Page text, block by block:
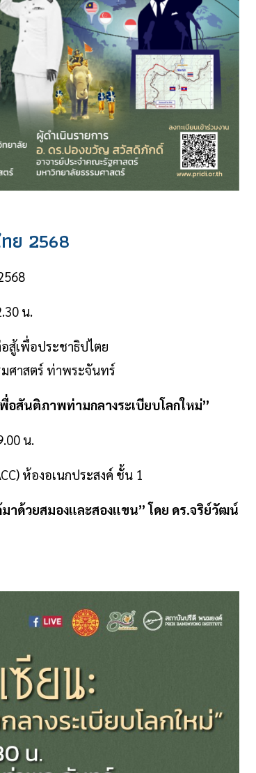
ย 2568
น.
สู้เพื่อประชาธิปไตย
ศาสตร์ ท่าพระจันทร์
อสันติภาพท่ามกลางระเบียบโลกใหม่”
น.
ห้องอเนกประสงค์ ชั้น 1
าด้วยสมองและสองแขน” โดย ดร.จริย์วัฒน์